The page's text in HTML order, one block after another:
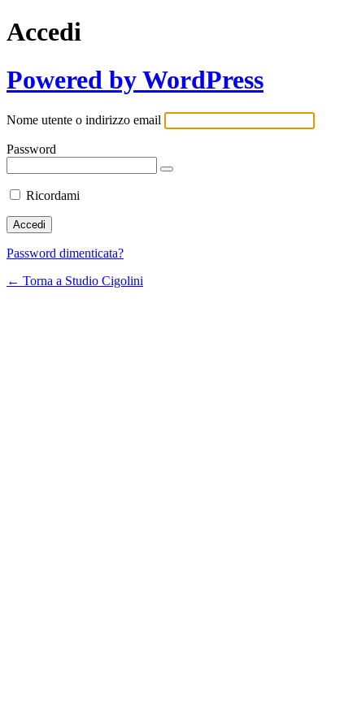
Accedi
Powered by WordPress
Nome utente o indirizzo email
Password
Ricordami
Password dimenticata?
← Torna a Studio Cigolini